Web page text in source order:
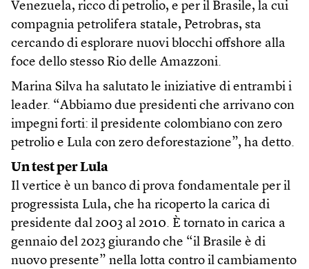
Venezuela, ricco di petrolio, e per il Brasile, la cui
compagnia petrolifera statale, Petrobras, sta
cercando di esplorare nuovi blocchi offshore alla
foce dello stesso Rio delle Amazzoni.
Marina Silva ha salutato le iniziative di entrambi i
leader. “Abbiamo due presidenti che arrivano con
impegni forti: il presidente colombiano con zero
petrolio e Lula con zero deforestazione”, ha detto.
Un test per Lula
Il vertice è un banco di prova fondamentale per il
progressista Lula, che ha ricoperto la carica di
presidente dal 2003 al 2010. È tornato in carica a
gennaio del 2023 giurando che “il Brasile è di
nuovo presente” nella lotta contro il cambiamento